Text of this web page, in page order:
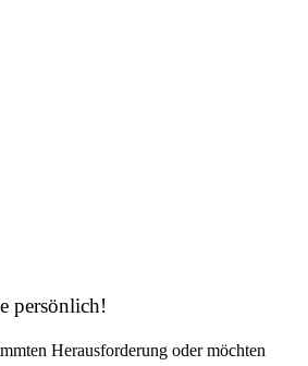
persönlich!
Herausforderung oder möchten